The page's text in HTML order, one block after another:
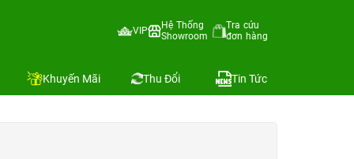
VIP
Hệ Thống
Showroom
Tra cứu
đơn hàng
Khuyến Mãi Thu Đổi Tin Tức